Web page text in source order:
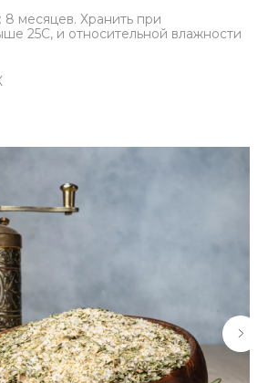
Хранить при
25С, и относительной влажности